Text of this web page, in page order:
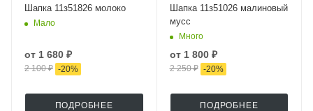
Шапка 11з51826 молоко
Мало
от 1 680 ₽
2 100 ₽ -20%
ПОДРОБНЕЕ
Шапка 11з51026 малиновый
мусс
Много
от 1 800 ₽
2 250 ₽ -20%
ПОДРОБНЕЕ